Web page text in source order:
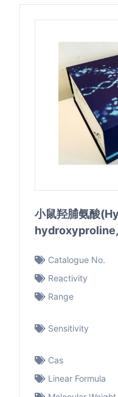
小鼠羟脯氨酸
Catalogue No.
Reactivity
Range
Sensitivity
Cas
Linear Formula